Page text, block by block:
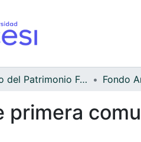
Archivo del Patrimonio Fotográfico y Fílmico del Valle del Cauca
primera